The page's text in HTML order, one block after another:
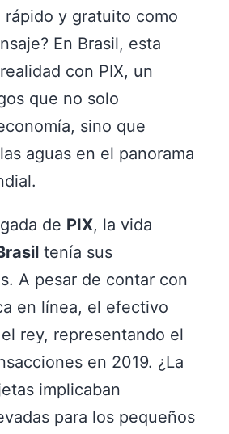
y gratuito como
En Brasil, esta
con PIX, un
que no solo
sino que
aguas en el panorama
de PIX, la vida
tenía sus
A pesar de contar con
en línea, el efectivo
rey, representando el
en 2019. ¿La
implicaban
para los pequeños